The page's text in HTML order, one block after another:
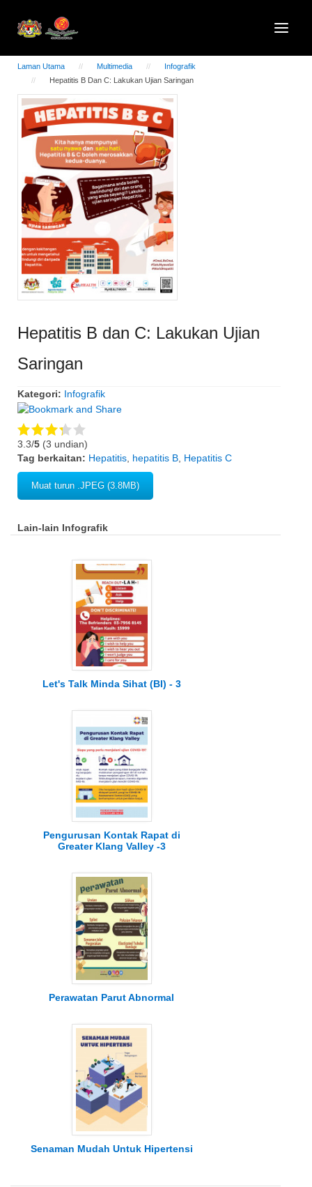
Laman Utama Multimedia
Infografik
Hepatitis B Dan C: Lakukan Ujian Saringan
Hepatitis B dan C: Lakukan Ujian
Saringan
Kategori: Infografik
3.3/5 (3 undian)
Tag berkaitan: Hepatitis hepatitis B Hepatitis C
Muat turun .JPEG (3.8MB)
Lain-lain Infografik
Let's Talk Minda Sihat (BI) - 3
Pengurusan Kontak Rapat di
Greater Klang Valley -3
Perawatan Parut Abnormal
Senaman Mudah Untuk Hipertensi